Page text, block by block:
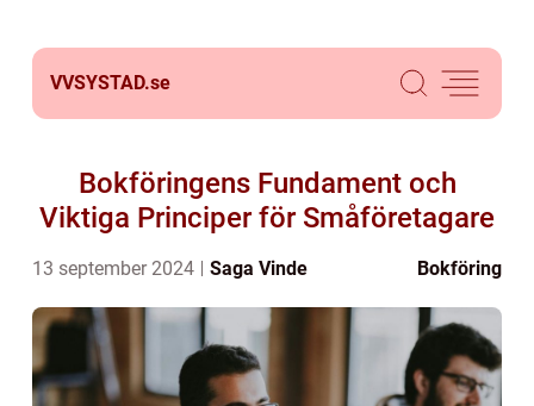
VVSYSTAD.se
Bokföringens Fundament och
Viktiga Principer för Småföretagare
13 september 2024 Saga Vinde Bokföring